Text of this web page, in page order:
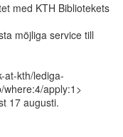
med KTH Bibliotekets
möjliga service till
at-kth/lediga-
apply:1>
17 augusti.